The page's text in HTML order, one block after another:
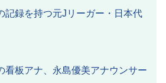
記録を持つ元Jリーガー・日本代
看板アナ、永島優美アナウンサー